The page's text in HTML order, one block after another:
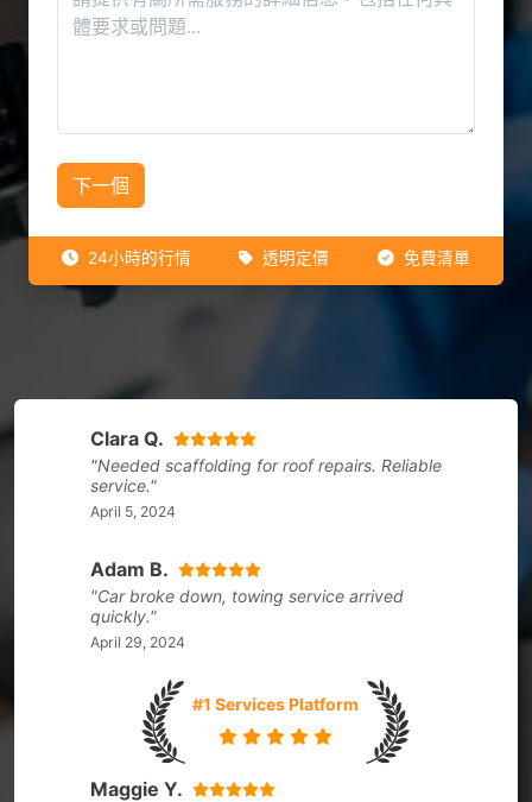
下一個
24小時的行情 透明定價 免費清單
Clara Q.
"Needed scaffolding for roof repairs. Reliable
service."
April 5, 2024
Adam B.
"Car broke down, towing service arrived
quickly."
April 29, 2024
#1 Services Platform
Maggie Y.